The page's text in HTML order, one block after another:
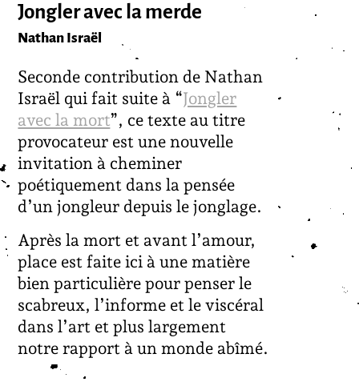
Jongler avec la merde
Nathan Israël
Seconde contribution de Nathan
Israël qui fait suite à “Jongler
avec la mort”, ce texte au titre
provocateur est une nouvelle
invitation à cheminer
poétiquement dans la pensée
d’un jongleur depuis le jonglage.
Après la mort et avant l’amour,
place est faite ici à une matière
bien particulière pour penser le
scabreux, l’informe et le viscéral
dans l’art et plus largement
notre rapport à un monde abîmé.